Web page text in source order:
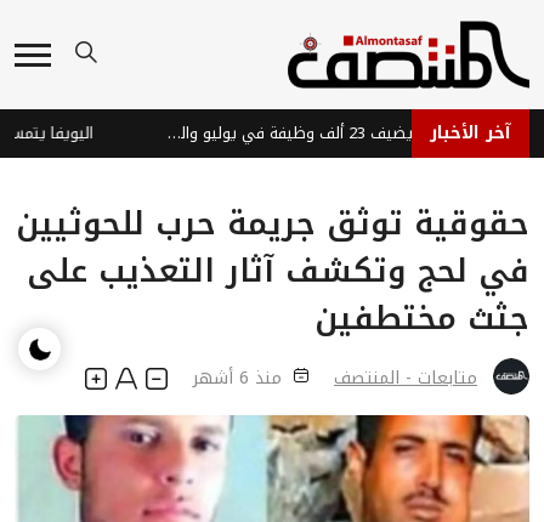
آخر الأخبار الاقتصاد الأمريكي يضيف 23 ألف وظيفة في يوليو والبطالة تتراجع إلى 4.1% اليويفا يتمسك
حقوقية توثق جريمة حرب للحوثيين
في لحج وتكشف آثار التعذيب على
جثث مختطفين
متابعات - المنتصف منذ 6 أشهر